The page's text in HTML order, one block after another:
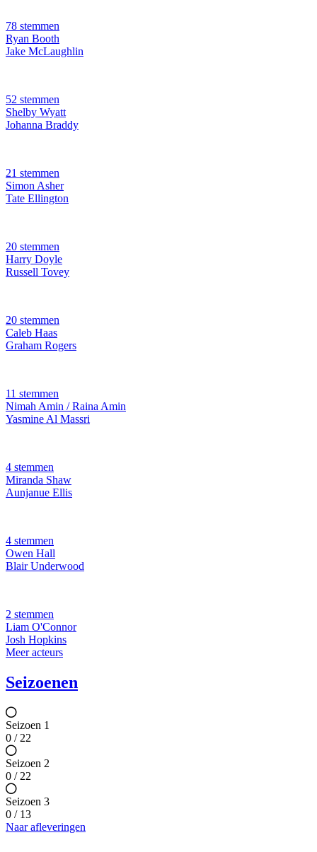
78 stemmen
Ryan Booth
Jake McLaughlin
52 stemmen
Shelby Wyatt
Johanna Braddy
21 stemmen
Simon Asher
Tate Ellington
20 stemmen
Harry Doyle
Russell Tovey
20 stemmen
Caleb Haas
Graham Rogers
11 stemmen
Nimah Amin / Raina Amin
Yasmine Al Massri
4 stemmen
Miranda Shaw
Aunjanue Ellis
4 stemmen
Owen Hall
Blair Underwood
2 stemmen
Liam O'Connor
Josh Hopkins
Meer acteurs
Seizoenen
Seizoen 1
0 / 22
Seizoen 2
0 / 22
Seizoen 3
0 / 13
Naar afleveringen